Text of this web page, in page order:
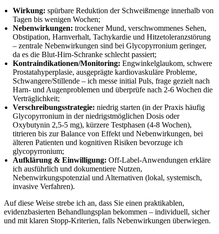
Wirkung: spürbare Reduktion der Schweißmenge innerhalb von
Tagen bis wenigen Wochen;
Nebenwirkungen: trockener ‌Mund,⁢ verschwommenes Sehen,
Obstipation, Harnverhalt, Tachykardie und Hitzetoleranzstörung
– zentrale Nebenwirkungen sind bei Glycopyrronium geringer,
da es die Blut‑Hirn‑Schranke schlecht passiert;
Kontraindikationen/Monitoring: Engwinkelglaukom, schwere
Prostatahyperplasie, ausgeprägte kardiovaskuläre Probleme,
Schwangere/Stillende – ich messe initial Puls, frage gezielt nach
Harn‑ und Augenproblemen und überprüfe nach 2-6 Wochen die
Verträglichkeit;
Verschreibungsstrategie: niedrig starten (in der Praxis ⁢häufig
Glycopyrronium in der niedrigstmöglichen Dosis oder ​
Oxybutynin 2,5-5 mg), kürzere Testphasen (4-8 Wochen),
titrieren bis zur‌ Balance von Effekt und Nebenwirkungen, bei
älteren⁢ Patienten und kognitiven Risiken bevorzuge ich
glycopyrronium;
Aufklärung⁢ & Einwilligung: Off‑Label‑Anwendungen erkläre
ich ausführlich und dokumentiere Nutzen,
Nebenwirkungspotenzial und Alternativen (lokal, systemisch,
invasive Verfahren).
Auf diese Weise strebe ich an, dass Sie einen praktikablen,
⁤evidenzbasierten Behandlungsplan bekommen – individuell,⁤ sicher
und mit klaren Stopp‑Kriterien, falls Nebenwirkungen überwiegen.